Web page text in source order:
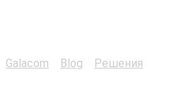
Galacom Blog Решения